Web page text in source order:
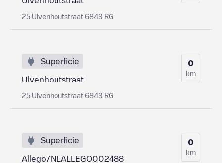
25 Ulvenhoutstraat 6843 RG
Superficie
Ulvenhoutstraat
25 Ulvenhoutstraat 6843 RG
0
km
Superficie
Allego/NLALLEGO002488
0
km